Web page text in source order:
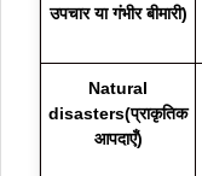
उपचार या गंभीर बीमारी)
Natural
disasters(प्राकृतिक
आपदाएँ)